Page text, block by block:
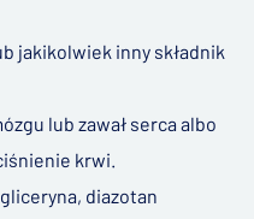
jakikolwiek inny składnik
lub zawał serca albo
krwi.
diazotan